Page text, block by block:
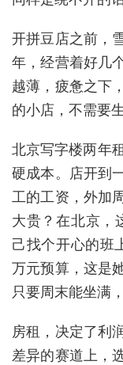
开拼豆店之前，
年，经营着好几
越薄，疲惫之下
的小店，不需要
北京写字楼两年
硬成本。店开到
工的工资，外加
大贵？在北京，
己找个开心的班
万元预算，这是
只要周末能坐满
房租，决定了利
差异的赛道上，